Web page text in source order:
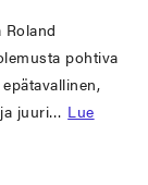
pohtiva
juuri… Lue